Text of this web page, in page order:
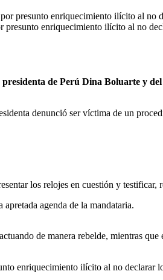
enriquecimiento ilícito al no
de Perú Dina Boluarte y
denunció ser víctima de un
los relojes en cuestión y
agenda de la mandataria.
de manera rebelde, mientras
enriquecimiento ilícito al no declarar